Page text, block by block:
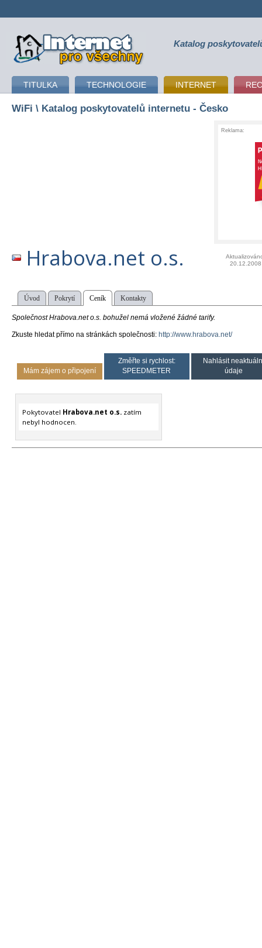
připojení k internetu Katalog
TITULKA TECHNOLOGIE INTERNET
WiFi \ Katalog poskytovatelů internetu - Česko
Reklama:
Hrabova.net o.s.
20.12.2008
Úvod Pokrytí Ceník Kontakty
Společnost Hrabova.net o.s. bohužel nemá vložené žádné tarify.
Zkuste hledat přímo na stránkách společnosti: http://www.hrabova.net/
Mám zájem o připojení
Změřte si rychlost:
SPEEDMETER
Nahlásit
údaje
Pokytovatel Hrabova.net o.s.zatím
nebyl hodnocen.